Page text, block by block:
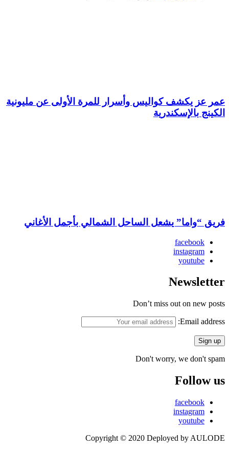
عمر عز يكشف كواليس وأسرار للمرة الأولى عن مليونية
الكينج بالإسكندرية
فريق “واما” يشعل الساحل الشمالي بأجمل الأغاني
facebook
instagram
youtube
Newsletter
Don’t miss out on new posts
Email address:
Don't worry, we don't spam
Follow us
facebook
instagram
youtube
Copyright © 2020 Deployed by AULODE